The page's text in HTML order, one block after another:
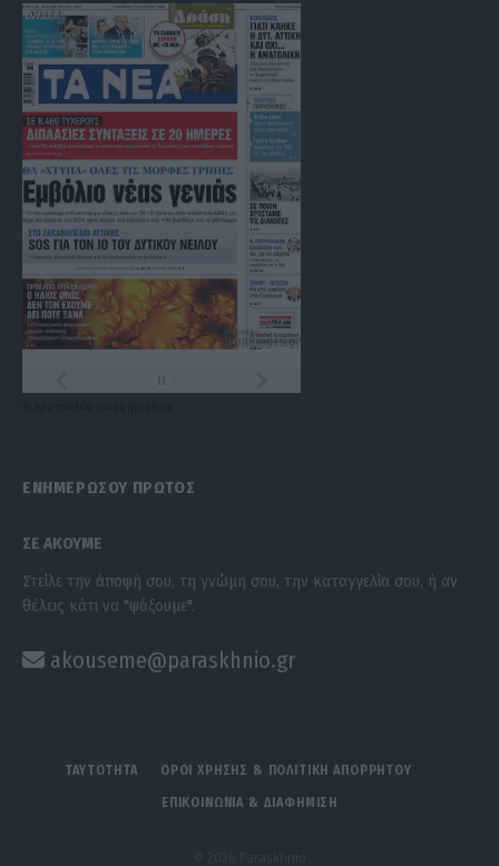
ΕΝΗΜΕΡΩΣΟΥ ΠΡΩΤΟΣ
ΣΕ ΑΚΟΥΜΕ
Στείλε την άποψή σου, τη γνώμη σου, την καταγγελία σου, ή αν
θέλεις κάτι να "ψάξουμε".
akouseme@paraskhnio.gr
ΤΑΥΤΟΤΗΤΑ ΟΡΟΙ ΧΡΗΣΗΣ & ΠΟΛΙΤΙΚΗ ΑΠΟΡΡΗΤΟΥ
ΕΠΙΚΟΙΝΩΝΙΑ & ΔΙΑΦΗΜΙΣΗ